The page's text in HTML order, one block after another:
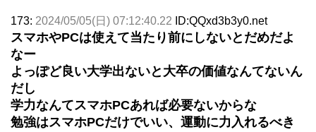
173: 2024/05/05(日) 07:12:40.22 ID:QQxd3b3y0.net
スマホやPCは使えて当たり前にしないとだめだよ
なー
よっぽど良い大学出ないと大卒の価値なんてないん
だし
学力なんてスマホPCあれば必要ないからな
勉強はスマホPCだけでいい、運動に力入れるべき